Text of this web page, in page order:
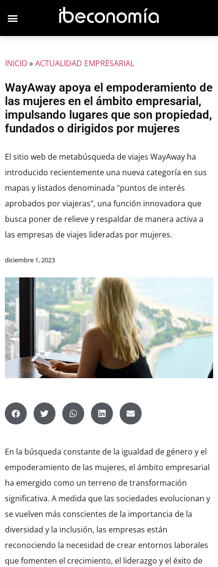
INICIO»ACTUALIDAD EMPRESARIAL
WayAway apoya el empoderamiento de
las mujeres en el ámbito empresarial,
impulsando lugares que son propiedad,
fundados o dirigidos por mujeres
El sitio web de metabúsqueda de viajes WayAway ha
introducido recientemente una nueva categoría en sus
mapas y listados denominada "puntos de interés
aprobados por viajeras", una función innovadora que
busca poner de relieve y respaldar de manera activa a
las empresas de viajes lideradas por mujeres.
diciembre 1, 2023
En la búsqueda constante de la igualdad de género y el
empoderamiento de las mujeres, el ámbito empresarial
ha emergido como un terreno de transformación
significativa. A medida que las sociedades evolucionan y
se vuelven más conscientes de la importancia de la
diversidad y la inclusión, las empresas están
reconociendo la necesidad de crear entornos laborales
que fomenten el crecimiento, el liderazgo y el éxito de